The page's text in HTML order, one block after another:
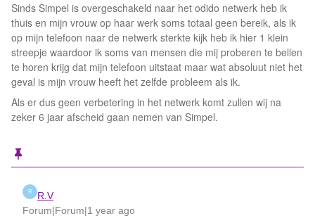
Sinds Simpel is overgeschakeld naar het odido netwerk heb ik
thuis en mijn vrouw op haar werk soms totaal geen bereik, als ik
op mijn telefoon naar de netwerk sterkte kijk heb ik hier 1 klein
streepje waardoor ik soms van mensen die mij proberen te bellen
te horen krijg dat mijn telefoon uitstaat maar wat absoluut niet het
geval is mijn vrouw heeft het zelfde probleem als ik.
Als er dus geen verbetering in het netwerk komt zullen wij na
zeker 6 jaar afscheid gaan nemen van Simpel.
R
R.V
Forum|Forum|1 year ago